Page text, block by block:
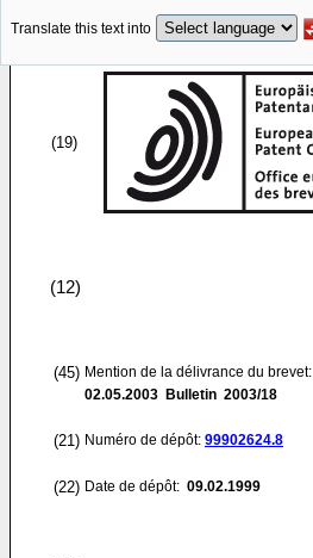
Translate this text into
(19)
(12)
(45) Mention de la délivrance du brevet:
02.05.2003 Bulletin 2003/18
(21) Numéro de dépôt: 99902624.8
(22) Date de dépôt: 09.02.1999